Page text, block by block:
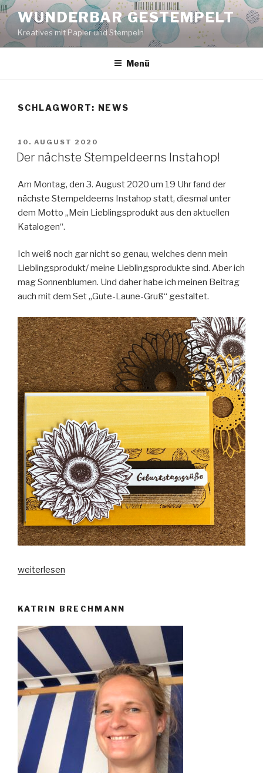
Zum
Inhalt
springen
WUNDERBAR GESTEMPELT
Kreatives mit Papier und Stempeln
Menü
SCHLAGWORT: NEWS
VERÖFFENTLICHT
AM
10. AUGUST 2020
Der nächste Stempeldeerns Instahop!
Am Montag, den 3. August 2020 um 19 Uhr fand der
nächste Stempeldeerns Instahop statt, diesmal unter
dem Motto „Mein Lieblingsprodukt aus den aktuellen
Katalogen“.
Ich weiß noch gar nicht so genau, welches denn mein
Lieblingsprodukt/ meine Lieblingsprodukte sind. Aber ich
mag Sonnenblumen. Und daher habe ich meinen Beitrag
auch mit dem Set „Gute-Laune-Gruß“ gestaltet.
„Der
Instahop!“
weiterlesen
KATRIN BRECHMANN